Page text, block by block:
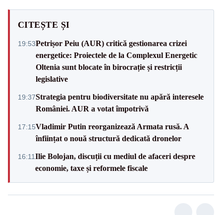
CITEȘTE ȘI
19:53Petrișor Peiu (AUR) critică gestionarea crizei
energetice: Proiectele de la Complexul Energetic
Oltenia sunt blocate în birocrație și restricții
legislative
19:37Strategia pentru biodiversitate nu apără interesele
României. AUR a votat împotrivă
17:15Vladimir Putin reorganizează Armata rusă. A
înființat o nouă structură dedicată dronelor
16:11Ilie Bolojan, discuții cu mediul de afaceri despre
economie, taxe și reformele fiscale